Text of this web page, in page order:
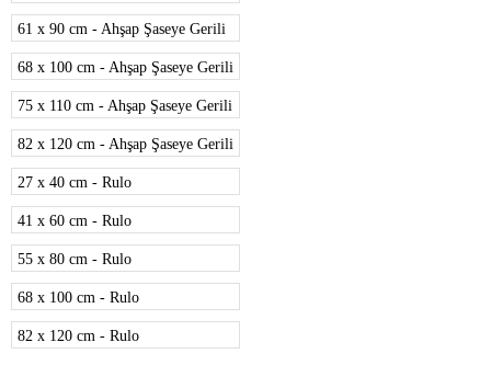
61 x 90 cm - Ahşap Şaseye Gerili
68 x 100 cm - Ahşap Şaseye Gerili
75 x 110 cm - Ahşap Şaseye Gerili
82 x 120 cm - Ahşap Şaseye Gerili
27 x 40 cm - Rulo
41 x 60 cm - Rulo
55 x 80 cm - Rulo
68 x 100 cm - Rulo
82 x 120 cm - Rulo